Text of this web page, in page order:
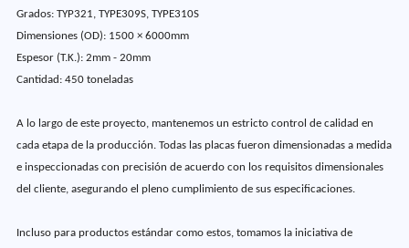
Grados: TYP321, TYPE309S, TYPE310S
Dimensiones (OD): 1500 × 6000mm
Espesor (T.K.): 2mm - 20mm
Cantidad: 450 toneladas
A lo largo de este proyecto, mantenemos un estricto control de calidad en
cada etapa de la producción. Todas las placas fueron dimensionadas a medida
e inspeccionadas con precisión de acuerdo con los requisitos dimensionales
del cliente, asegurando el pleno cumplimiento de sus especificaciones.
Incluso para productos estándar como estos, tomamos la iniciativa de